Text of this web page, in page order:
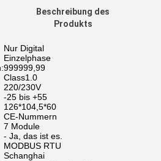
Beschreibung des
Produkts
Nur Digital
Einzelphase
999999,99
Class1.0
220/230V
-25 bis +55
126*104,5*60
CE-Nummern
7 Module
- Ja, das ist es.
MODBUS RTU
Schanghai